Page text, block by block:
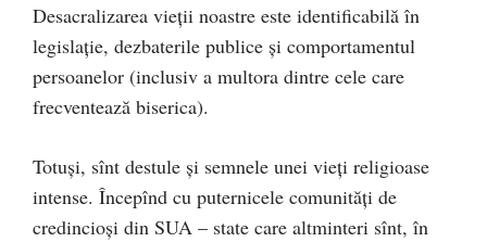
Desacralizarea vieții noastre este identificabilă în
legislație, dezbaterile publice și comportamentul
persoanelor (inclusiv a multora dintre cele care
frecventează biserica).
Totuși, sînt destule şi semnele unei vieți religioase
intense. Începînd cu puternicele comunităţi de
credincioşi din SUA – state care altminteri sînt, în